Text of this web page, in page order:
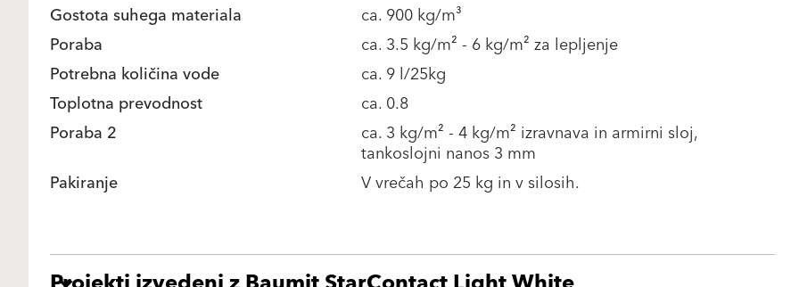
Gostota suhega materiala
ca. 900 kg/m³
Poraba
ca. 3.5 kg/m² - 6 kg/m² za lepljenje
Potrebna količina vode
ca. 9 l/25kg
Toplotna prevodnost
ca. 0.8
Poraba 2
ca. 3 kg/m² - 4 kg/m² izravnava in armirni sloj,
tankoslojni nanos 3 mm
Pakiranje
V vrečah po 25 kg in v silosih.